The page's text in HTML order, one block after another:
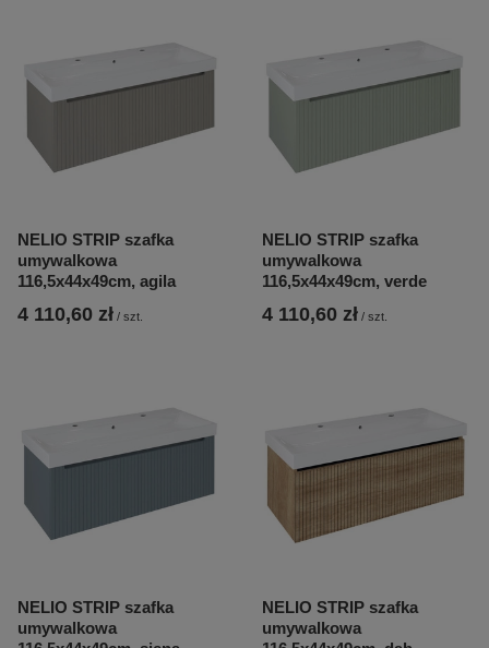
NELIO STRIP szafka
umywalkowa
116,5x44x49cm, agila
4 110,60 zł / szt.
NELIO STRIP szafka
umywalkowa
116,5x44x49cm, verde
4 110,60 zł / szt.
NELIO STRIP szafka
umywalkowa
NELIO STRIP szafka
umywalkowa